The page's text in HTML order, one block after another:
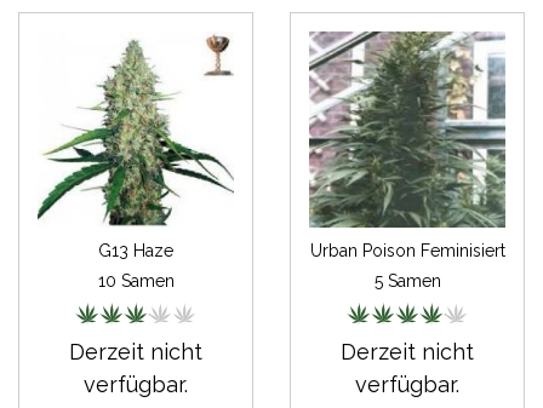
G13 Haze
10 Samen
Derzeit nicht
verfügbar.
Urban Poison Feminisiert
5 Samen
Derzeit nicht
verfügbar.